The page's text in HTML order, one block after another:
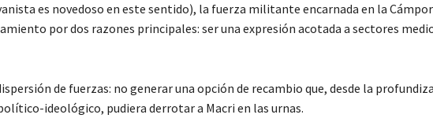
es novedoso en este sentido), la fuerza militante encarnada en la
por dos razones principales: ser una expresión acotada a sectores
de fuerzas: no generar una opción de recambio que, desde la
ideológico, pudiera derrotar a Macri en las urnas.